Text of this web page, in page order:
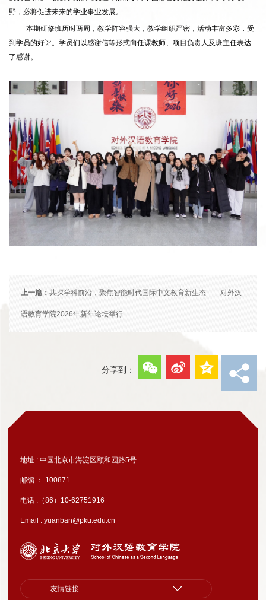
野，必将促进未来的学业事业发展。
本期研修班历时两周，教学阵容强大，教学组织严密，活动丰富多彩，受
到学员的好评。学员们以感谢信等形式向任课教师、项目负责人及班主任表达
了感谢。
上一篇： 共探学科前沿，聚焦智能时代国际中文教育新生态——对外汉
语教育学院2026年新年论坛举行
分享到：
地址 : 中国北京市海淀区颐和园路5号
邮编 ： 100871
电话 :（86）10-62751916
Email : yuanban@pku.edu.cn
友情链接